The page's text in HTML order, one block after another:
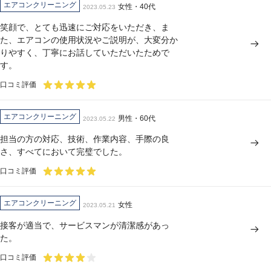
エアコンクリーニング 2023.05.23 女性・40代
笑顔で、とても迅速にご対応をいただき、ま
た、エアコンの使用状況やご説明が、大変分か
りやすく、丁寧にお話していただいたためで
す。
口コミ評価
エアコンクリーニング 2023.05.22 男性・60代
担当の方の対応、技術、作業内容、手際の良
さ、すべてにおいて完璧でした。
口コミ評価
エアコンクリーニング 2023.05.21 女性
接客が適当で、サービスマンが清潔感があっ
た。
口コミ評価